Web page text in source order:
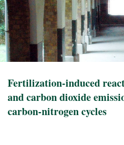
Fertilization-induced
and carbon dioxide
carbon-nitrogen cycles